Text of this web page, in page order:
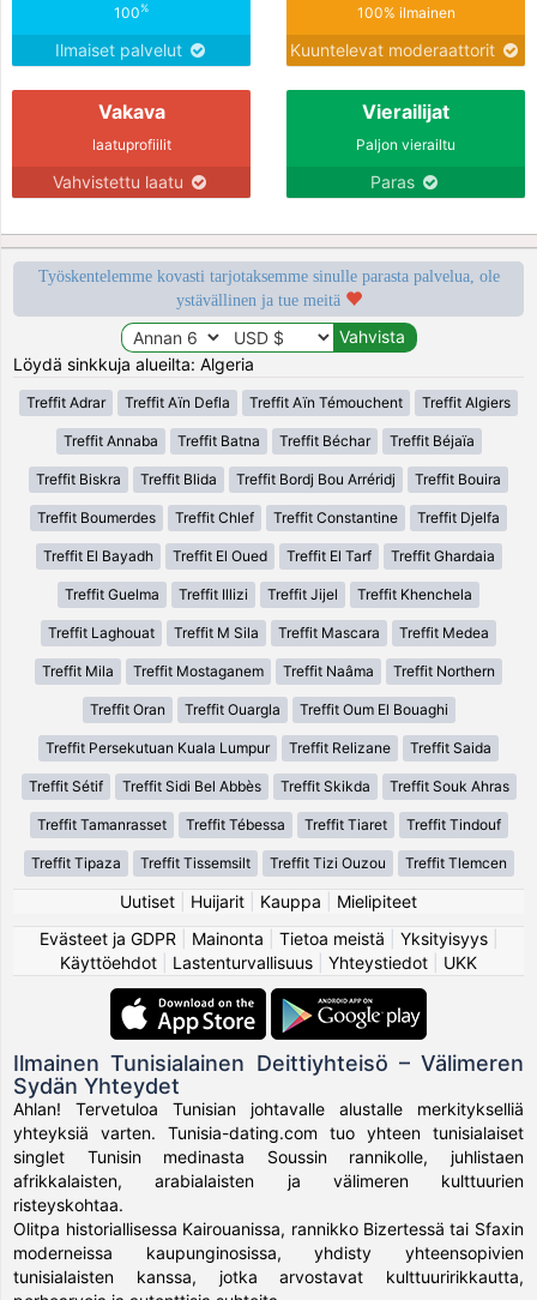
100%
Ilmaiset palvelut
100% ilmainen
Kuuntelevat moderaattorit
Vakava
laatuprofiilit
Vahvistettu laatu
Vierailijat
Paljon vierailtu
Paras
Työskentelemme kovasti tarjotaksemme sinulle parasta palvelua, ole
ystävällinen ja tue meitä
Löydä sinkkuja alueilta: Algeria
Treffit Adrar Treffit Aïn Defla Treffit Aïn Témouchent Treffit Algiers
Treffit Annaba Treffit Batna Treffit Béchar Treffit Béjaïa
Treffit Biskra Treffit Blida Treffit Bordj Bou Arréridj Treffit Bouira
Treffit Boumerdes Treffit Chlef Treffit Constantine Treffit Djelfa
Treffit El Bayadh Treffit El Oued Treffit El Tarf Treffit Ghardaia
Treffit Guelma Treffit Illizi Treffit Jijel Treffit Khenchela
Treffit Laghouat Treffit M Sila Treffit Mascara Treffit Medea
Treffit Mila Treffit Mostaganem Treffit Naâma Treffit Northern
Treffit Oran Treffit Ouargla Treffit Oum El Bouaghi
Treffit Persekutuan Kuala Lumpur Treffit Relizane Treffit Saida
Treffit Sétif Treffit Sidi Bel Abbès Treffit Skikda Treffit Souk Ahras
Treffit Tamanrasset Treffit Tébessa Treffit Tiaret Treffit Tindouf
Treffit Tipaza Treffit Tissemsilt Treffit Tizi Ouzou Treffit Tlemcen
Uutiset Huijarit Kauppa
Mielipiteet
Evästeet ja GDPR
Mainonta Tietoa meistä Yksityisyys|
Käyttöehdot
Lastenturvallisuus Yhteystiedot UKK
Ilmainen Tunisialainen Deittiyhteisö – Välimeren
Sydän Yhteydet
Ahlan! Tervetuloa Tunisian johtavalle alustalle merkitykselliä
yhteyksiä varten. Tunisia-dating.com tuo yhteen tunisialaiset
singlet Tunisin medinasta Soussin rannikolle, juhlistaen
afrikkalaisten, arabialaisten ja välimeren kulttuurien
risteyskohtaa.
Olitpa historiallisessa Kairouanissa, rannikko Bizertessä tai Sfaxin
moderneissa kaupunginosissa, yhdisty yhteensopivien
tunisialaisten kanssa, jotka arvostavat kulttuuririkkautta,